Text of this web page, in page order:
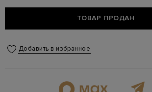
ТОВАР ПРОДАН
Добавить в избранное